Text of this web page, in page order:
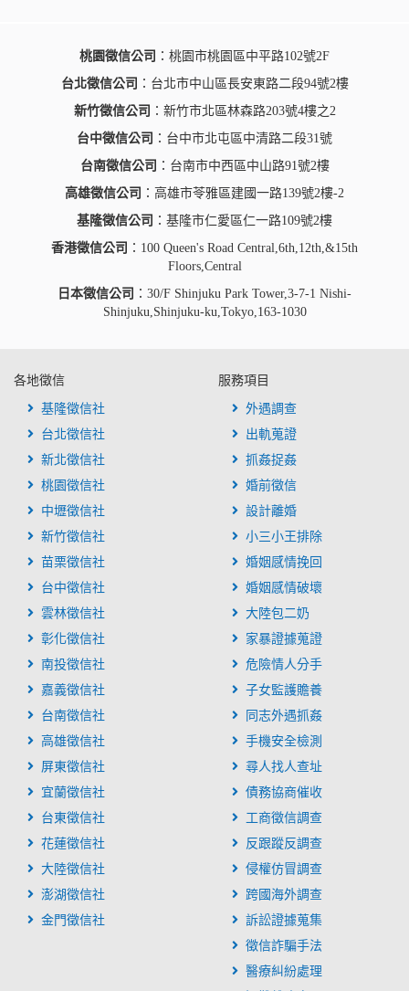
桃園徵信公司 ：桃園市桃園區中平路102號2F
台北徵信公司 ：台北市中山區長安東路二段94號2樓
新竹徵信公司 ：新竹市北區林森路203號4樓之2
台中徵信公司 ：台中市北屯區中清路二段31號
台南徵信公司 ：台南市中西區中山路91號2樓
高雄徵信公司 ：高雄市苓雅區建國一路139號2樓-2
基隆徵信公司 ：基隆市仁愛區仁一路109號2樓
香港徵信公司 ：100 Queen's Road Central,6th,12th,&15th
Floors,Central
日本徵信公司 ：30/F Shinjuku Park Tower,3-7-1 Nishi-
Shinjuku,Shinjuku-ku,Tokyo,163-1030
各地徵信
基隆徵信社
台北徵信社
新北徵信社
桃園徵信社
中壢徵信社
新竹徵信社
苗栗徵信社
台中徵信社
雲林徵信社
彰化徵信社
南投徵信社
嘉義徵信社
台南徵信社
高雄徵信社
屏東徵信社
宜蘭徵信社
台東徵信社
花蓮徵信社
大陸徵信社
澎湖徵信社
金門徵信社
服務項目
外遇調查
出軌蒐證
抓姦捉姦
婚前徵信
設計離婚
小三小王排除
婚姻感情挽回
婚姻感情破壞
大陸包二奶
家暴證據蒐證
危險情人分手
子女監護贍養
同志外遇抓姦
手機安全檢測
尋人找人查址
債務協商催收
工商徵信調查
反跟蹤反調查
侵權仿冒調查
跨國海外調查
訴訟證據蒐集
徵信詐騙手法
醫療糾紛處理